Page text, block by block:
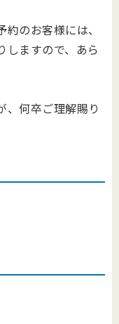
のお客様には、
しますので、あら
、何卒ご理解賜り